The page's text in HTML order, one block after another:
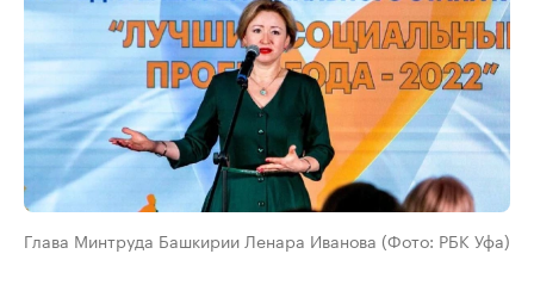
Глава Минтруда Башкирии Ленара Иванова (Фото: РБК Уфа)